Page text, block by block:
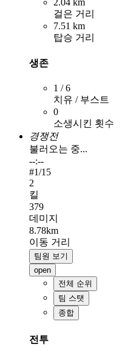
2.04 km
걸은 거리
7.51 km
탑승 거리
생존
1 / 6
치유 / 부스트
0
소생시킨 횟수
경쟁전
불러오는 중...
--:--
#1/15
2
킬
379
데미지
8.78km
이동 거리
팀원 보기
open
전체 순위
팀 스탯
종합
전투